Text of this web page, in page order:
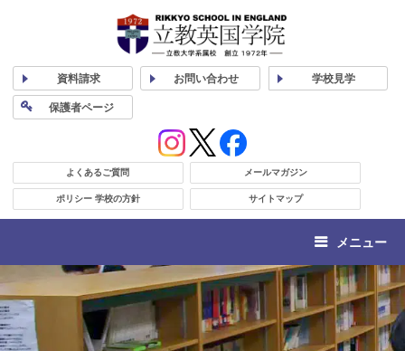
資料請求 お問い合わせ 学校見学
保護者ページ
よくあるご質問 メールマガジン
ポリシー 学校の方針 サイトマップ
メニュー